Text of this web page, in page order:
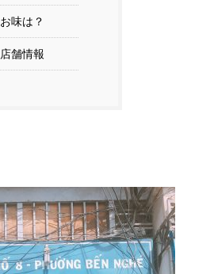
お味は？
店舗情報